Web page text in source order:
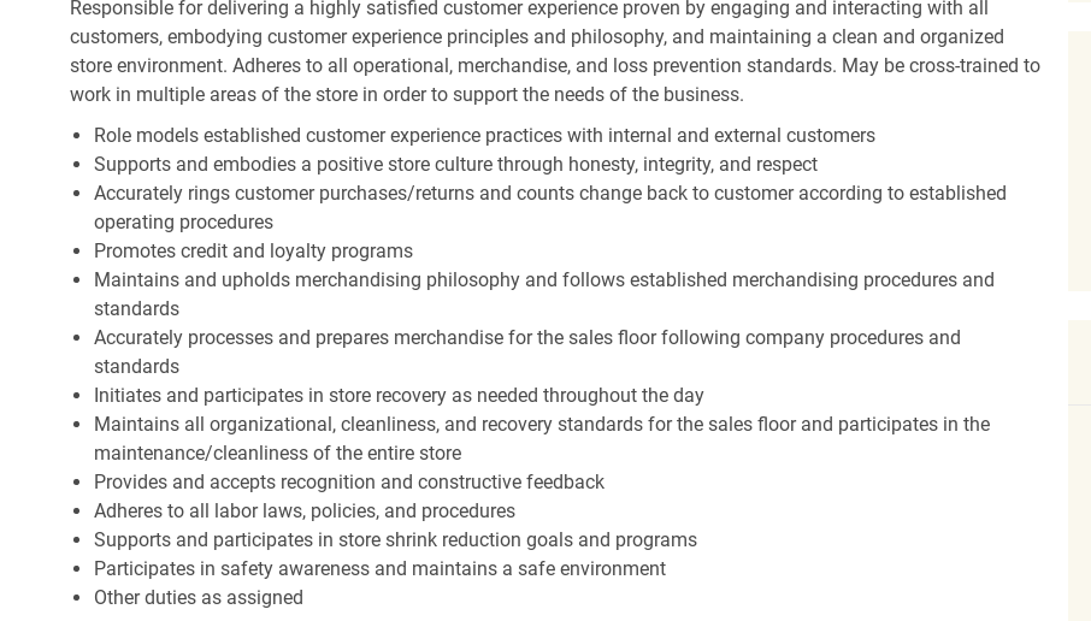
Responsible for delivering a highly satisfied customer experience proven by engaging and interacting with all
customers, embodying customer experience principles and philosophy, and maintaining a clean and organized
store environment. Adheres to all operational, merchandise, and loss prevention standards. May be cross-trained to
work in multiple areas of the store in order to support the needs of the business.
Role models established customer experience practices with internal and external customers
Supports and embodies a positive store culture through honesty, integrity, and respect
Accurately rings customer purchases/returns and counts change back to customer according to established
operating procedures
Promotes credit and loyalty programs
Maintains and upholds merchandising philosophy and follows established merchandising procedures and
standards
Accurately processes and prepares merchandise for the sales floor following company procedures and
standards
Initiates and participates in store recovery as needed throughout the day
Maintains all organizational, cleanliness, and recovery standards for the sales floor and participates in the
maintenance/cleanliness of the entire store
Provides and accepts recognition and constructive feedback
Adheres to all labor laws, policies, and procedures
Supports and participates in store shrink reduction goals and programs
Participates in safety awareness and maintains a safe environment
Other duties as assigned